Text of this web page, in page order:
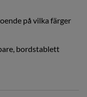
på vilka färger
bordstablett